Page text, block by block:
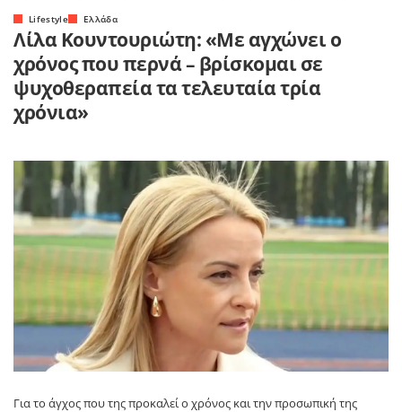
Lifestyle Ελλάδα
Λίλα Κουντουριώτη: «Με αγχώνει ο
χρόνος που περνά – βρίσκομαι σε
ψυχοθεραπεία τα τελευταία τρία
χρόνια»
Για το άγχος που της προκαλεί ο χρόνος και την προσωπική της